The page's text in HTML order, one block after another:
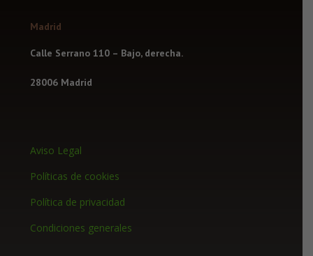
Madrid
Calle Serrano 110 – Bajo, derecha.
28006 Madrid
Aviso Legal
Políticas de cookies
Política de privacidad
Condiciones generales